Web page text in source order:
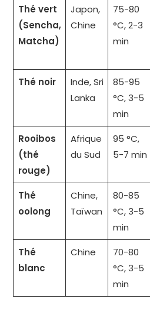
Thé vert
(Sencha,
Matcha)
Japon,
Chine
75-80
°C, 2-3
min
Thé noir
Inde, Sri
Lanka
85-95
°C, 3-5
min
Rooibos
(thé
rouge)
Afrique
du Sud
95 °C,
5-7 min
Thé
oolong
Chine,
Taïwan
80-85
°C, 3-5
min
Thé
blanc
Chine
70-80
°C, 3-5
min